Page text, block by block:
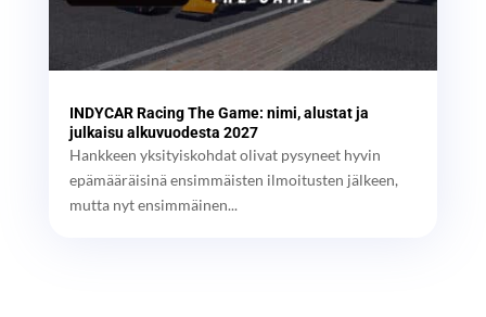
INDYCAR Racing The Game: nimi, alustat ja
julkaisu alkuvuodesta 2027
Hankkeen yksityiskohdat olivat pysyneet hyvin
epämääräisinä ensimmäisten ilmoitusten jälkeen,
mutta nyt ensimmäinen...